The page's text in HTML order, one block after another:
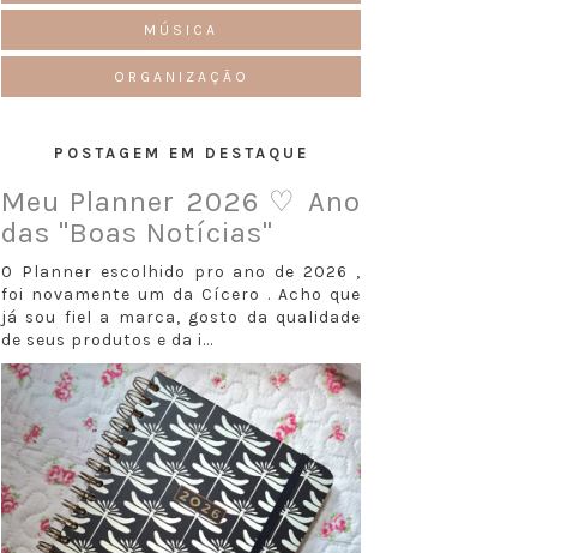
MÚSICA
ORGANIZAÇÃO
POSTAGEM EM DESTAQUE
Meu Planner 2026 ♡ Ano
das "Boas Notícias"
O Planner escolhido pro ano de 2026 ,
foi novamente um da Cícero . Acho que
já sou fiel a marca, gosto da qualidade
de seus produtos e da i...